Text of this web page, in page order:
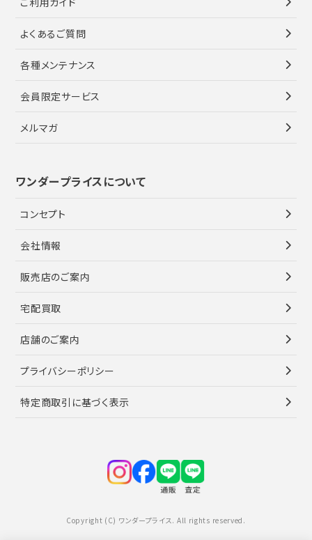
よくあるご質問
各種メンテナンス
会員限定サービス
メルマガ
ワンダープライスについて
コンセプト
会社情報
販売店のご案内
宅配買取
店舗のご案内
プライバシーポリシー
特定商取引に基づく表示
Copyright (C) ワンダープライス. All rights reserved.